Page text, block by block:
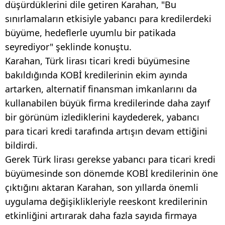
düşürdüklerini dile getiren Karahan, "Bu
sınırlamaların etkisiyle yabancı para kredilerdeki
büyüme, hedeflerle uyumlu bir patikada
seyrediyor" şeklinde konuştu.
Karahan, Türk lirası ticari kredi büyümesine
bakıldığında KOBİ kredilerinin ekim ayında
artarken, alternatif finansman imkanlarını da
kullanabilen büyük firma kredilerinde daha zayıf
bir görünüm izlediklerini kaydederek, yabancı
para ticari kredi tarafında artışın devam ettiğini
bildirdi.
Gerek Türk lirası gerekse yabancı para ticari kredi
büyümesinde son dönemde KOBİ kredilerinin öne
çıktığını aktaran Karahan, son yıllarda önemli
uygulama değişiklikleriyle reeskont kredilerinin
etkinliğini artırarak daha fazla sayıda firmaya